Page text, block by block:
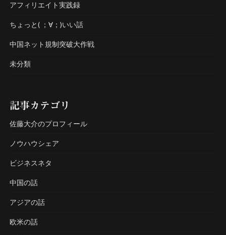
アフィリエイト実践録
ちょっと( ；∀；)いい話
中国ネット規制突破大作戦
未分類
記事カテゴリ
佐藤大介のプロフィール
ノウハウシェア
ビジネスネタ
中国の話
アジアの話
欧米の話